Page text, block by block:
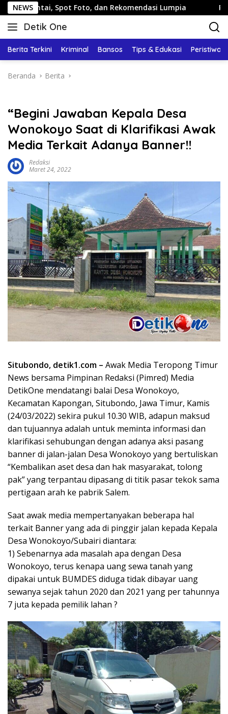
Langsung
ke
konten
NEWS
Foto, dan Rekomendasi Lumpia Panduan Wisata
Detik One
Tajam
Fakta
Berita Terkini Kriminal Bansos Tips & Edukasi Peristiwa
Beranda Berita
“Begini Jawaban Kepala Desa
Wonokoyo Saat di Klarifikasi Awak
Media Terkait Adanya Banner!!
Redaksi
Maret 24, 2022
Situbondo, detik1.com – Awak Media Teropong Timur
News bersama Pimpinan Redaksi (Pimred) Media
DetikOne mendatangi balai Desa Wonokoyo,
Kecamatan Kapongan, Situbondo, Jawa Timur, Kamis
(24/03/2022) sekira pukul 10.30 WIB, adapun maksud
dan tujuannya adalah untuk meminta informasi dan
klarifikasi sehubungan dengan adanya aksi pasang
banner di jalan-jalan Desa Wonokoyo yang bertuliskan
“Kembalikan aset desa dan hak masyarakat, tolong
pak” yang terpantau dipasang di titik pasar tekok sama
pertigaan arah ke pabrik Salem.
Saat awak media mempertanyakan beberapa hal
terkait Banner yang ada di pinggir jalan kepada Kepala
Desa Wonokoyo/Subairi diantara:
1) Sebenarnya ada masalah apa dengan Desa
Wonokoyo, terus kenapa uang sewa tanah yang
dipakai untuk BUMDES diduga tidak dibayar uang
sewanya sejak tahun 2020 dan 2021 yang per tahunnya
7 juta kepada pemilik lahan ?